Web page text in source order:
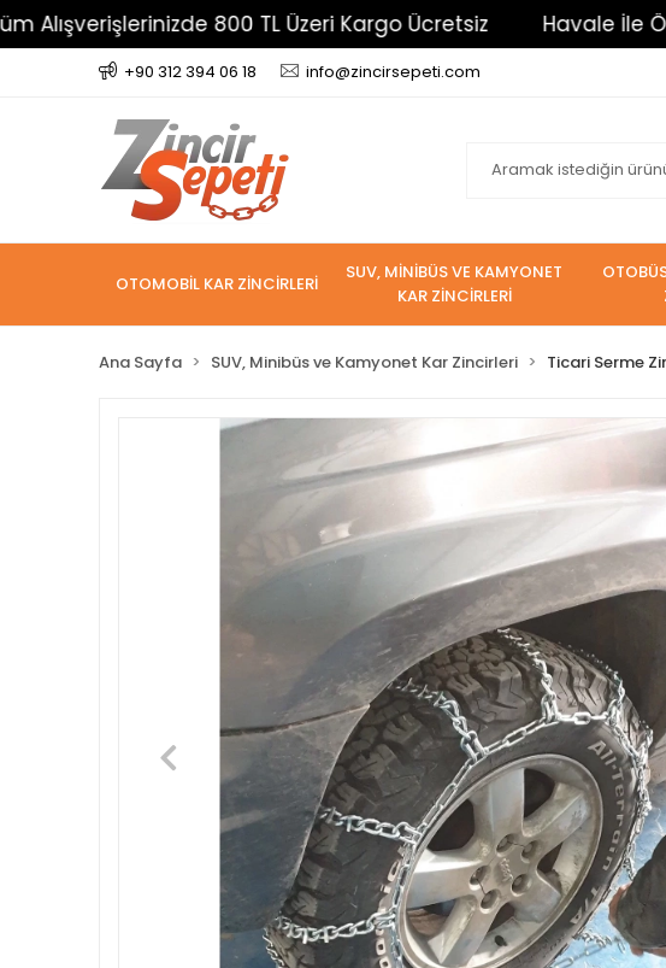
800 TL Üzeri Kargo Ücretsiz Havale İle
+90 312 394 06 18 info@zincirsepeti.com
OTOMOBİL KAR ZİNCİRLERİ
SUV, MİNİBÜS VE KAMYONET
KAR ZİNCİRLERİ
Ana Sayfa SUV, Minibüs ve Kamyonet Kar Zincirleri Ticari Serme